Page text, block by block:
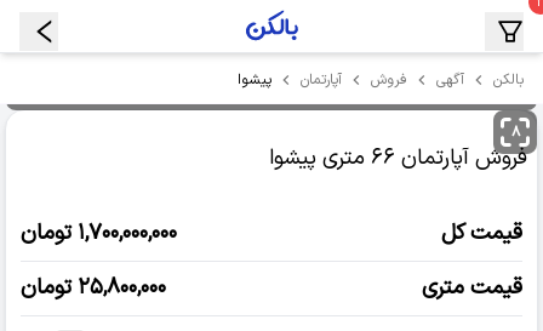
بالکن آگهی فروش آپارتمان پیشوا
۸
فروش آپارتمان ۶۶ متری پیشوا
قیمت کل
۱,۷۰۰,۰۰۰,۰۰۰ تومان
قیمت متری
۲۵,۸۰۰,۰۰۰ تومان